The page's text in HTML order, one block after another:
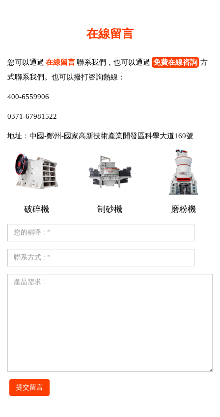
在線留言
您可以通過 在線留言聯系我們，也可以通過 免費在線咨詢 方
式聯系我們。也可以撥打咨詢熱線：
400-6559906
0371-67981522
地址：中國-鄭州-國家高新技術產業開發區科學大道169號
破碎機 制砂機 磨粉機